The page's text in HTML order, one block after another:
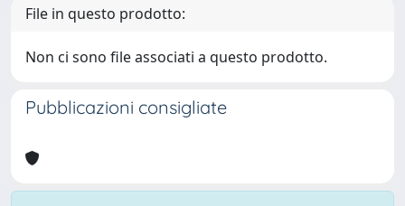
File in questo prodotto:
Non ci sono file associati a questo prodotto.
Pubblicazioni consigliate